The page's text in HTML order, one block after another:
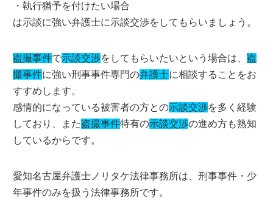
・執行猶予を付けたい場合
は示談に強い弁護士に示談交渉をしてもらいましょう。
盗撮事件で示談交渉をしてもらいたいという場合は、 盗
撮事件に強い刑事事件専門の弁護士に相談することをお
すすめします。
感情的になっている被害者の方との示談交渉を多く経験
しており、また盗撮事件特有の示談交渉の進め方も熟知
しているからです。
愛知名古屋弁護士ノリタケ法律事務所は、刑事事件・少
年事件のみを扱う法律事務所です。